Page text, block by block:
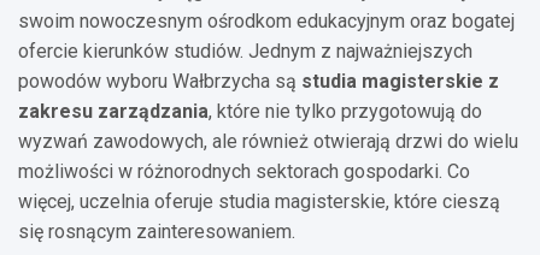
swoim nowoczesnym ośrodkom edukacyjnym oraz bogatej
ofercie kierunków studiów. Jednym z najważniejszych
powodów wyboru Wałbrzycha są studia magisterskie z
zakresu zarządzania, które nie tylko przygotowują do
wyzwań zawodowych, ale również otwierają drzwi do wielu
możliwości w różnorodnych sektorach gospodarki. Co
więcej, uczelnia oferuje studia magisterskie, które cieszą
się rosnącym zainteresowaniem.